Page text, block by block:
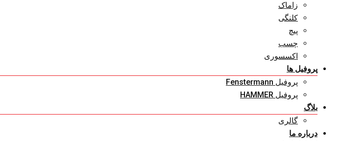
زاماک
کلنگی
پیچ
چسب
اکسسوری
پروفیل ها
پروفیل Fenstermann
پروفیل HAMMER
بلاگ
گالری
درباره ما